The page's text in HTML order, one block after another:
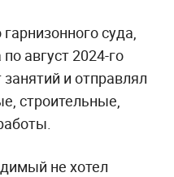
суда,
август 2024-го
и отправлял
строительные,
не хотел